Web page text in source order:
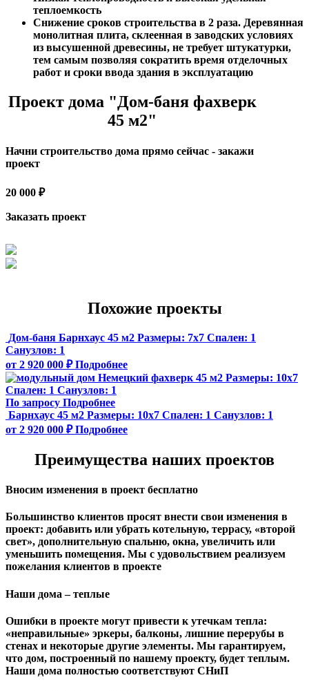
теплоемкость
Снижение сроков строительства в 2 раза. Деревянная
монолитная плита, склеенная в заводских условиях
из высушенной древесины, не требует штукатурки,
тем самым позволяя сократить время отделочных
работ и сроки ввода здания в эксплуатацию
Проект дома "Дом-баня фахверк
45 м2"
Начни строительство дома прямо сейчас - закажи
проект
20 000 ₽
Заказать проект
Похожие проекты
Дом-баня Барнхаус 45 м2 Размеры: 7x7 Спален: 1
Санузлов: 1
от 2 920 000 ₽ Подробнее
Немецкий фахверк 45 м2 Размеры: 10х7
Спален: 1 Санузлов: 1
По запросу Подробнее
Барнхаус 45 м2 Размеры: 10х7 Спален: 1 Санузлов: 1
от 2 920 000 ₽ Подробнее
Преимущества наших проектов
Вносим изменения в проект бесплатно
Большинство клиентов просят внести свои изменения в
проект: добавить или убрать котельную, террасу, «второй
свет», дополнительную спальню, окна, увеличить или
уменьшить помещения. Мы с удовольствием реализуем
пожелания клиентов в проекте
Наши дома – теплые
Ошибки в проекте могут привести к утечкам тепла:
«неправильные» эркеры, балконы, лишние перерубы в
стенах и некоторые другие элементы. Мы гарантируем,
чтo дом, построенный по нашему проекту, будет теплым.
Наши дома полностью соответствуют СНиП